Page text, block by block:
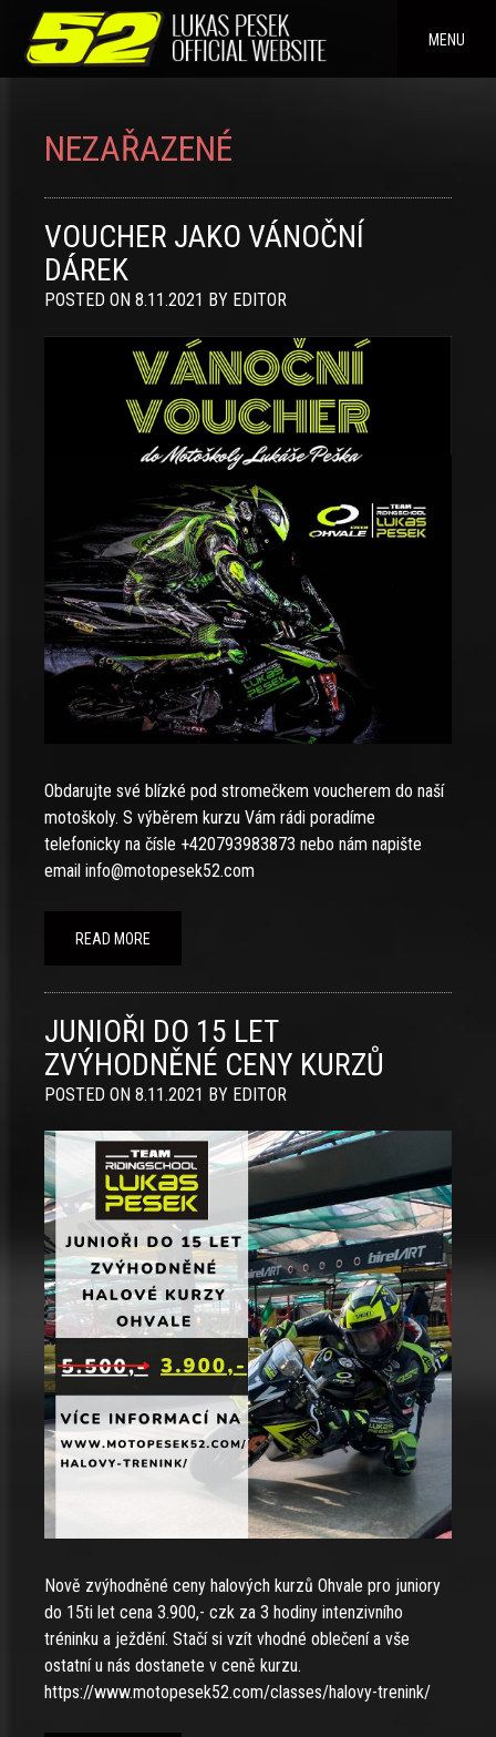
content
MENU
NEZAŘAZENÉ
VOUCHER JAKO VÁNOČNÍ
DÁREK
POSTED ON 8.11.2021 BY EDITOR
Obdarujte své blízké pod stromečkem voucherem do naší
motoškoly. S výběrem kurzu Vám rádi poradíme
telefonicky na čísle +420793983873 nebo nám napište
email info@motopesek52.com
READ MORE
JUNIOŘI DO 15 LET
ZVÝHODNĚNÉ CENY KURZŮ
POSTED ON 8.11.2021 BY EDITOR
Nově zvýhodněné ceny halových kurzů Ohvale pro juniory
do 15ti let cena 3.900,- czk za 3 hodiny intenzivního
tréninku a ježdění. Stačí si vzít vhodné oblečení a vše
ostatní u nás dostanete v ceně kurzu.
https://www.motopesek52.com/classes/halovy-trenink/